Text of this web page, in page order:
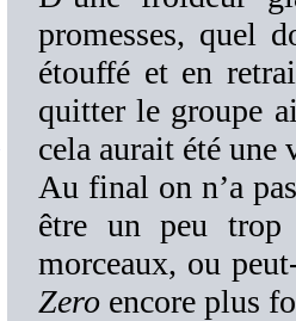
promesses, quel
étouffé et en
quitter le groupe
cela aurait été une
Au final on n’a
être un peu trop
morceaux, ou
Zero encore plus